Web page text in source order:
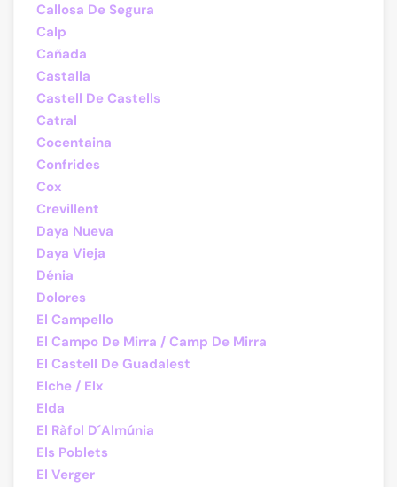
Callosa De Segura
Calp
Cañada
Castalla
Castell De Castells
Catral
Cocentaina
Confrides
Cox
Crevillent
Daya Nueva
Daya Vieja
Dénia
Dolores
El Campello
El Campo De Mirra / Camp De Mirra
El Castell De Guadalest
Elche / Elx
Elda
El Ràfol D´Almúnia
Els Poblets
El Verger